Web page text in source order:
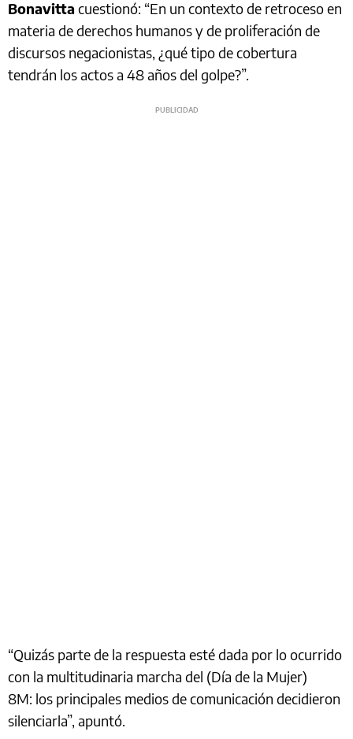
Bonavitta cuestionó: “En un contexto de retroceso en
materia de derechos humanos y de proliferación de
discursos negacionistas, ¿qué tipo de cobertura
tendrán los actos a 48 años del golpe?”.
“Quizás parte de la respuesta esté dada por lo ocurrido
con la multitudinaria marcha del (Día de la Mujer)
8M: los principales medios de comunicación decidieron
silenciarla”, apuntó.